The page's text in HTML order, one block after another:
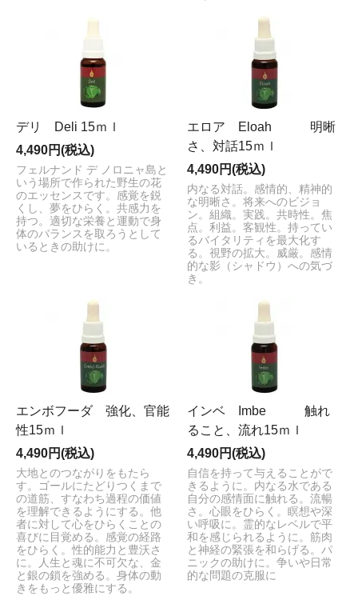
デリ Deli 15ｍｌ
4,490円(税込)
フェルナンド デ ノロニャ島と
いう場所で作られた野生の花
のエッセンスです。感覚を鋭
くし、夢をひらく。共感力を
持つ。適切な栄養と運動で身
体のバランスを取ろうとして
いるときの助けに。
エロア Eloah 明晰
さ、対話15ｍｌ
4,490円(税込)
内なる対話。感情的、精神的
な明晰さ。将来へのビジョ
ン。組織。実践。共時性。焦
点。利益。客観性。持ってい
るバイタリティを最大化す
る。視野の拡大。威厳。感情
的な影（シャドウ）への気づ
き。
エンボフーダ 強化、官能
性15ｍｌ
4,490円(税込)
大地とのつながりをもたら
す。ゴールにたどりつくまで
の道筋、すなわち過程の価値
を理解できるようにする。他
者に対して心をひらくことの
喜びに目覚める。感覚の経路
をひらく。性的能力と豊沃さ
に。人生と魂に不可欠な、金
と銀の鎖を強める。身体の動
きをもっと優雅にする。
インベ Imbe 触れ
ること、流れ15ｍｌ
4,490円(税込)
自信を持って与えることがで
きるように。内なる水である
自分の感情面に触れる。流暢
さ。心眼をひらく。瞑想や深
い呼吸に。霊的なレベルで平
和を感じられるように。筋肉
と神経の緊張を和らげる。パ
ニックの助けに。争いや日常
的な問題の克服に